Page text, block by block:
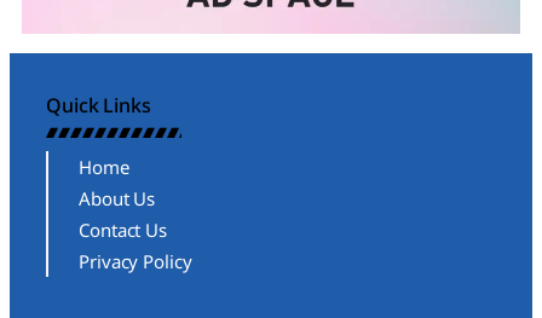
Quick Links
Home
About Us
Contact Us
Privacy Policy